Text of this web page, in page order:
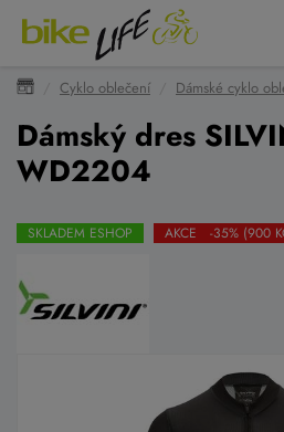
Cyklo oblečení Dámské cyklo
Dámský dres
WD2204
SKLADEM ESHOP AKCE -35% (900